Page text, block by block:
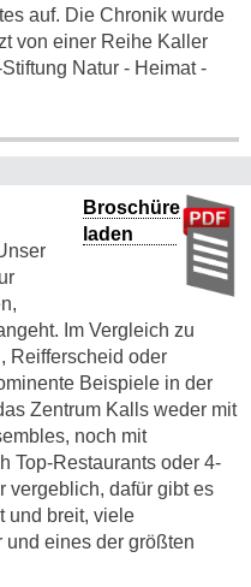
auf. Die Chronik wurde
von einer Reihe Kaller
Natur - Heimat -
Broschüre
laden
Im Vergleich zu
Reifferscheid oder
Beispiele in der
Zentrum Kalls weder mit
noch mit
Top-Restaurants oder 4-
vergeblich, dafür gibt es
und breit, viele
und eines der größten